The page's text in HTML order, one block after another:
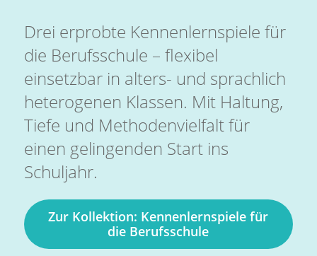
Drei erprobte Kennenlernspiele für
die Berufsschule – flexibel
einsetzbar in alters- und sprachlich
heterogenen Klassen. Mit Haltung,
Tiefe und Methodenvielfalt für
einen gelingenden Start ins
Schuljahr.
Zur Kollektion: Kennenlernspiele für
die Berufsschule